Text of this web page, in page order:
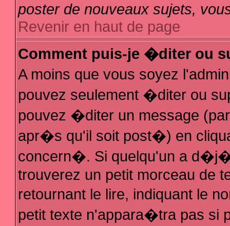
poster de nouveaux sujets,
Revenir en haut de page
Comment puis-je �diter ou
A moins que vous soyez
pouvez seulement �diter ou
pouvez �diter un message
apr�s qu'il soit post�) en
concern�. Si quelqu'un a
trouverez un petit morceau de
retournant le lire, indiquant le
petit texte n'appara�tra pas si